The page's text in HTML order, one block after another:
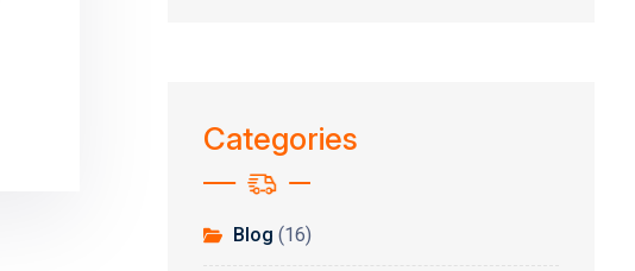
Categories
Blog (16)